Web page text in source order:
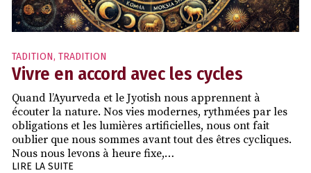
TADITION, TRADITION
Vivre en accord avec les cycles
Quand l’Ayurveda et le Jyotish nous apprennent à
écouter la nature. Nos vies modernes, rythmées par les
obligations et les lumières artificielles, nous ont fait
oublier que nous sommes avant tout des êtres cycliques.
Nous nous levons à heure fixe,…
LIRE LA SUITE